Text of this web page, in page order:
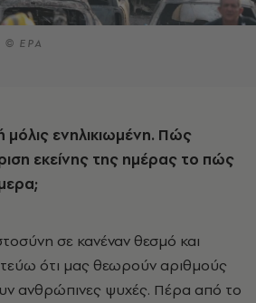
EPA
μόλις ενηλικιωμένη. Πώς
εκείνης της ημέρας το πώς
σε κανέναν θεσμό και
ότι μας θεωρούν αριθμούς
ανθρώπινες ψυχές. Πέρα από το